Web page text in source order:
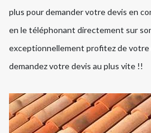
plus pour demander votre devis en
en le téléphonant directement sur
exceptionnellement profitez de votre
demandez votre devis au plus vite !!